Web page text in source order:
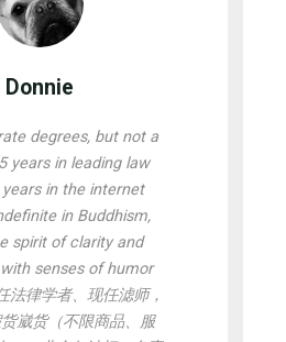
Donnie
degrees, but not a
years in leading law
in the internet
in Buddhism,
spirit of clarity and
senses of humor
法律学者、现任滤师，
崴货（不限商品、服